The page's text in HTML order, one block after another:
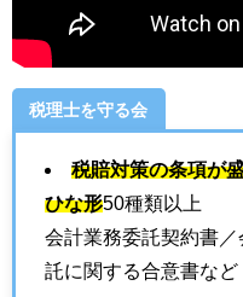
税理士を守る会
税賠対策の条項が
ひな形50種類以上
会計業務委託契約書
託に関する合意書など